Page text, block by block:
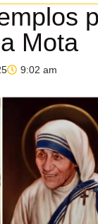
Mota
9:02 am